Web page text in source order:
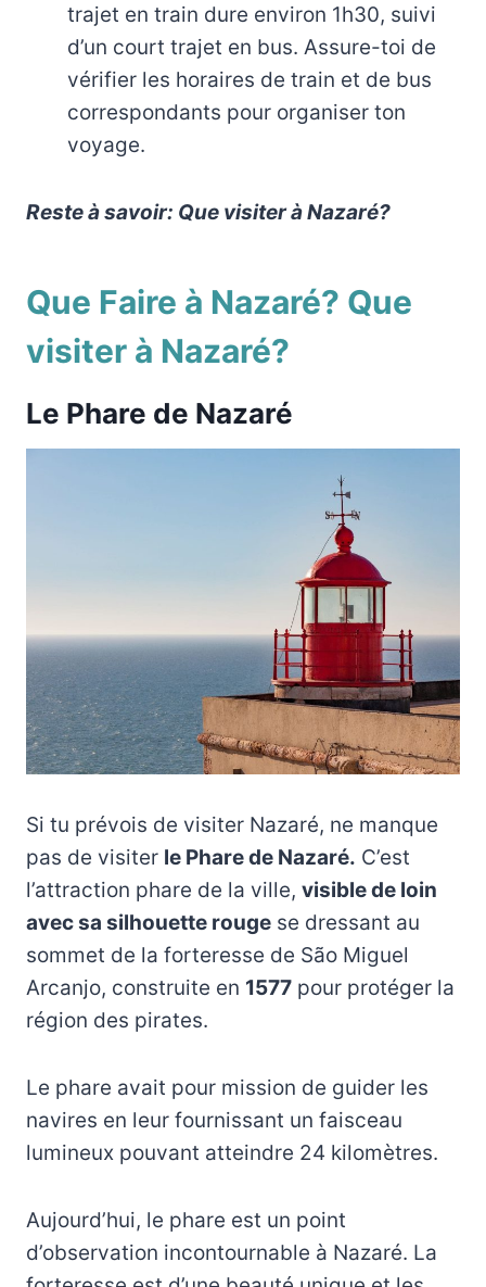
trajet en train dure environ 1h30, suivi
d’un court trajet en bus. Assure-toi de
vérifier les horaires de train et de bus
correspondants pour organiser ton
voyage.
Reste à savoir: Que visiter à Nazaré?
Que Faire à Nazaré? Que
visiter à Nazaré?
Le Phare de Nazaré
Si tu prévois de visiter Nazaré, ne manque
pas de visiter le Phare de Nazaré. C’est
l’attraction phare de la ville, visible de loin
avec sa silhouette rouge se dressant au
sommet de la forteresse de São Miguel
Arcanjo, construite en 1577 pour protéger la
région des pirates.
Le phare avait pour mission de guider les
navires en leur fournissant un faisceau
lumineux pouvant atteindre 24 kilomètres.
Aujourd’hui, le phare est un point
d’observation incontournable à Nazaré. La